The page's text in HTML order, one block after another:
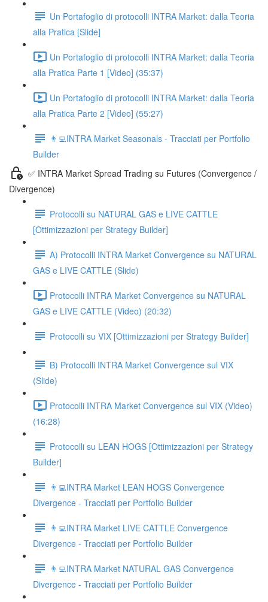
Un Portafoglio di protocolli INTRA Market: dalla Teoria
alla Pratica [Slide]
Un Portafoglio di protocolli INTRA Market: dalla Teoria
alla Pratica Parte 1 [Video] (35:37)
Un Portafoglio di protocolli INTRA Market: dalla Teoria
alla Pratica Parte 2 [Video] (55:27)
👨‍💻INTRA Market Seasonals - Tracciati per Portfolio
Builder
✅ INTRA Market Spread Trading su Futures (Convergence /
Divergence)
Protocolli su NATURAL GAS e LIVE CATTLE
[Ottimizzazioni per Strategy Builder]
A) Protocolli INTRA Market Convergence su NATURAL
GAS e LIVE CATTLE (Slide)
Protocolli INTRA Market Convergence su NATURAL
GAS e LIVE CATTLE (Video) (20:32)
Protocolli su VIX [Ottimizzazioni per Strategy Builder]
B) Protocolli INTRA Market Convergence sul VIX
(Slide)
Protocolli INTRA Market Convergence sul VIX (Video)
(16:28)
Protocolli su LEAN HOGS [Ottimizzazioni per Strategy
Builder]
👨‍💻INTRA Market LEAN HOGS Convergence
Divergence - Tracciati per Portfolio Builder
👨‍💻INTRA Market LIVE CATTLE Convergence
Divergence - Tracciati per Portfolio Builder
👨‍💻INTRA Market NATURAL GAS Convergence
Divergence - Tracciati per Portfolio Builder